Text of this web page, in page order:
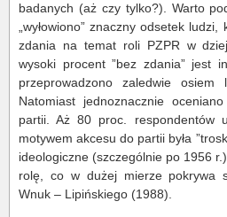
badanych (aż czy tylko?). Warto
„wyłowiono” znaczny odsetek
zdania na temat roli PZPR w
wysoki procent ”bez zdania” jest
przeprowadzono zaledwie
Natomiast jednoznacznie
partii. Aż 80 proc. respondentów
motywem akcesu do partii była
ideologiczne (szczególnie po 1956
rolę, co w dużej mierze pokrywa
Wnuk – Lipińskiego (1988).